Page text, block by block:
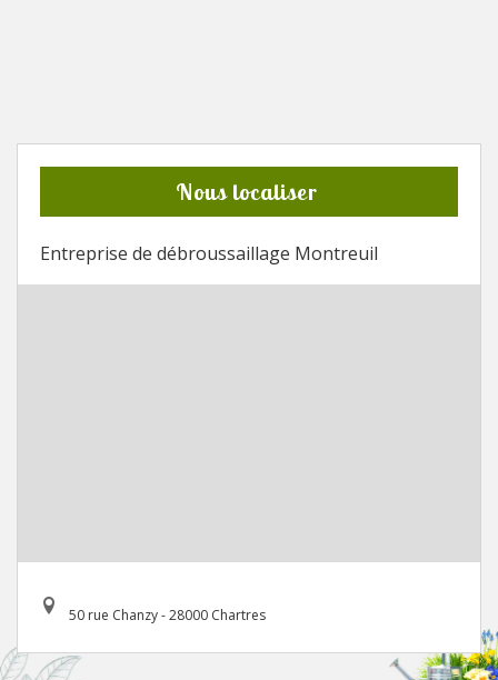
Nous localiser
Entreprise de débroussaillage Montreuil
50 rue Chanzy - 28000 Chartres